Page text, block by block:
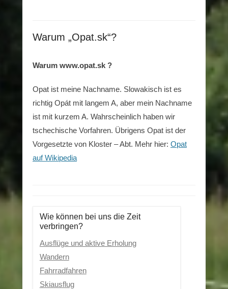
Warum „Opat.sk“?
Warum www.opat.sk ?
Opat ist meine Nachname. Slowakisch ist es
richtig Opát mit langem A, aber mein Nachname
ist mit kurzem A. Wahrscheinlich haben wir
tschechische Vorfahren. Übrigens Opat ist der
Vorgesetzte von Kloster – Abt. Mehr hier: Opat
auf Wikipedia
Wie können bei uns die Zeit
verbringen?
Ausflüge und aktive Erholung
Wandern
Fahrradfahren
Skiausflug